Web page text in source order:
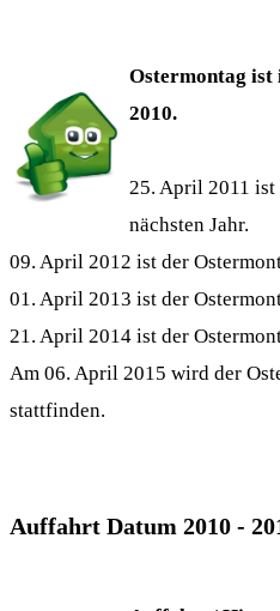
Ostermontag ist
2010.
25. April 2011 ist
nächsten Jahr.
09. April 2012 ist der
01. April 2013 ist der
21. April 2014 ist der
Am 06. April 2015 wird der
stattfinden.
Auffahrt Datum 2010 -